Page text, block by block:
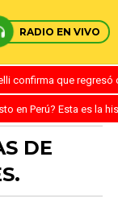
RADIO EN VIVO
confirma que
en Perú? Esta es la
DE